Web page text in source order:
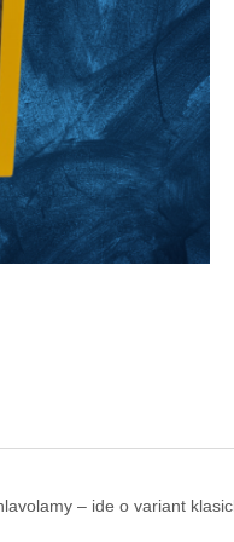
– ide o variant